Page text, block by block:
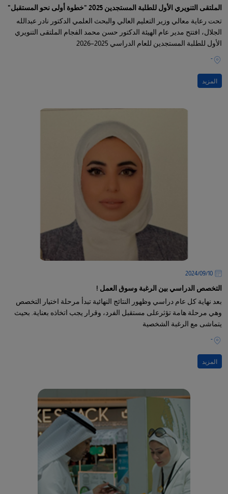
الملتقى التنويري الأول للطلبة المستجدين 2025 "خطوة أولى نحو المستقبل"
تحت رعاية معالي وزير التعليم العالي والبحث العلمي الدكتور نادر عبدالله
الجلال، افتتح مدير عام الهيئة الدكتور حسن محمد الفجام الملتقى التنويري
الأول للطلبة المستجدين للعام الدراسي 2025–2026
-
المزيد
10‏/09‏/2024
التخصص الدراسي بين الرغبة وسوق العمل !
بعد نهاية كل عام دراسي وظهور النتائج النهائية تبدأ مرحلة اختيار التخصص
وهي مرحلة هامة تؤثرعلى مستقبل الفرد، وقرار يجب اتخاذه بعناية. بحيث
يتماشى مع الرغبة الشخصية
-
المزيد